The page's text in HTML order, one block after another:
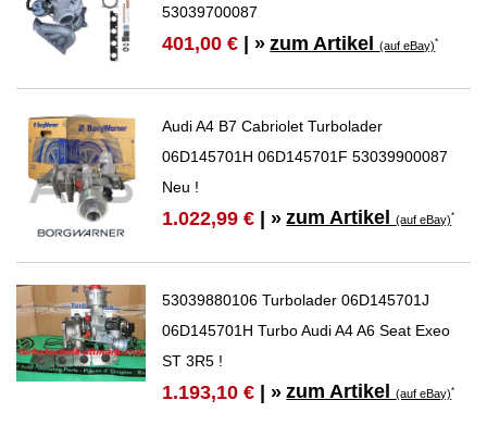
53039700087
401,00 € | » zum Artikel(auf eBay)*
Audi A4 B7 Cabriolet Turbolader
06D145701H 06D145701F 53039900087
Neu !
1.022,99 € | » zum Artikel(auf eBay)*
53039880106 Turbolader 06D145701J
06D145701H Turbo Audi A4 A6 Seat Exeo
ST 3R5 !
1.193,10 € | » zum Artikel(auf eBay)*